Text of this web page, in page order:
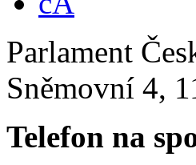
Parlament
Sněmovní 4,
Telefon na